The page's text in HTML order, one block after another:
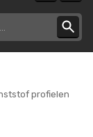
profielen